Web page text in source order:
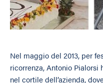
Nel maggio del 2013, per
ricorrenza, Antonio Pialorsi
nel cortile dell’azienda,